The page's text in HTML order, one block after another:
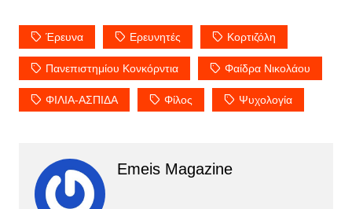
Έρευνα Ερευνητές Κορτιζόλη
Πανεπιστημίου Κονκόρντια Φαίδρα Νικολάου
ΦΙΛΙΑ-ΑΣΠΙΔΑ Φίλος Ψυχολογία
Emeis Magazine